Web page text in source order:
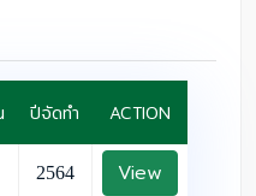
ปีจัดทำ ACTION
2564 View